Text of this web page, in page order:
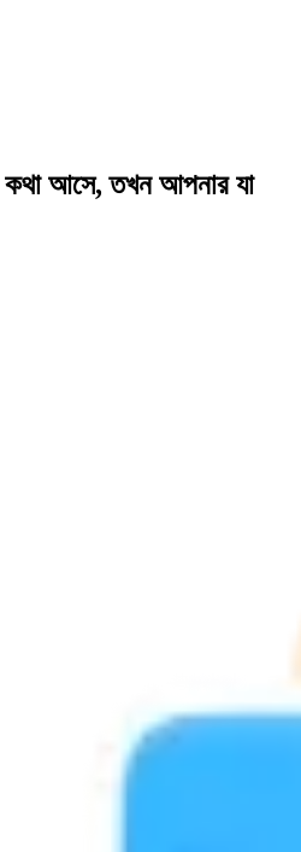
কথা আসে, তখন আপনার যা